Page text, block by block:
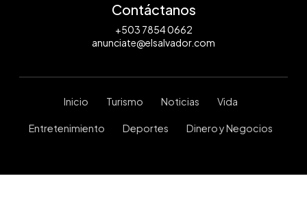
Contáctanos
+503 7854 0662
anunciate@elsalvador.com
Inicio Turismo Noticias Vida
Entretenimiento Deportes Dinero y Negocios